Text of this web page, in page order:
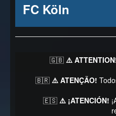
FC Köln
🇬🇧 ⚠️
🇧🇷 ⚠️ ATENÇÃO!
🇪🇸 ⚠️ ¡ATENCIÓN!